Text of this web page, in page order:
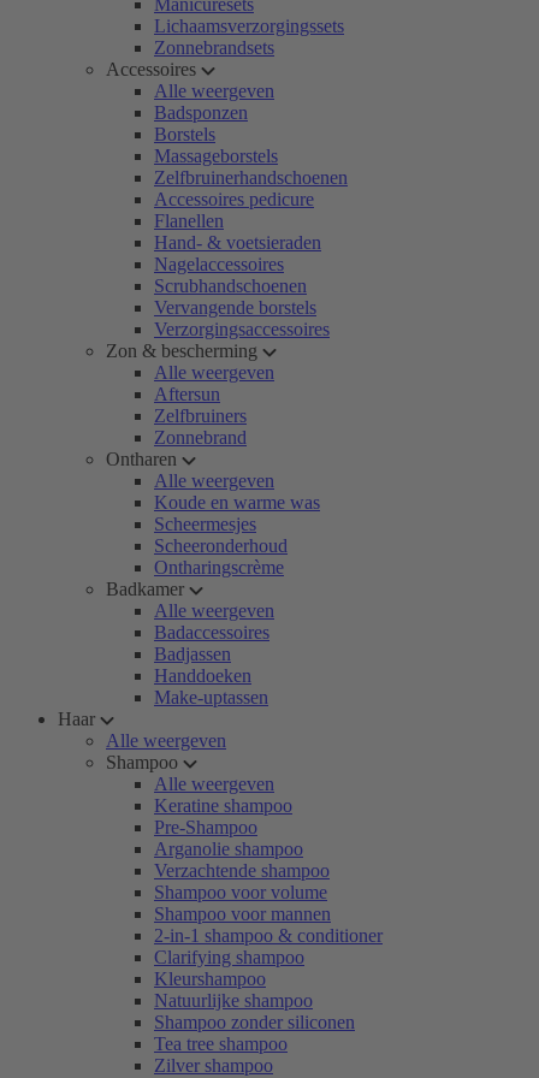
Manicuresets
Lichaamsverzorgingssets
Zonnebrandsets
Accessoires
Alle weergeven
Badsponzen
Borstels
Massageborstels
Zelfbruinerhandschoenen
Accessoires pedicure
Flanellen
Hand- & voetsieraden
Nagelaccessoires
Scrubhandschoenen
Vervangende borstels
Verzorgingsaccessoires
Zon & bescherming
Alle weergeven
Aftersun
Zelfbruiners
Zonnebrand
Ontharen
Alle weergeven
Koude en warme was
Scheermesjes
Scheeronderhoud
Ontharingscrème
Badkamer
Alle weergeven
Badaccessoires
Badjassen
Handdoeken
Make-uptassen
Haar
Alle weergeven
Shampoo
Alle weergeven
Keratine shampoo
Pre-Shampoo
Arganolie shampoo
Verzachtende shampoo
Shampoo voor volume
Shampoo voor mannen
2-in-1 shampoo & conditioner
Clarifying shampoo
Kleurshampoo
Natuurlijke shampoo
Shampoo zonder siliconen
Tea tree shampoo
Zilver shampoo